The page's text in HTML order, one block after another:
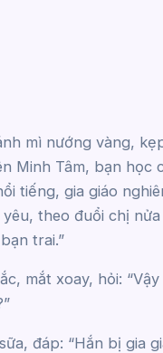
mì nướng vàng,
Minh Tâm, bạn học
tiếng, gia giáo
yêu, theo đuổi chị
trai.”
mắt xoay, hỏi:
đáp: “Hắn bị gia